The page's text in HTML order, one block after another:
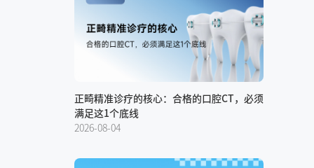
正畸精准诊疗的核心：合格的口腔CT，必须
满足这1个底线
2026-08-04